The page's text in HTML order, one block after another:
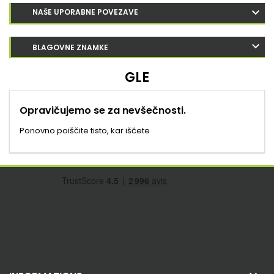
NAŠE UPORABNE POVEZAVE
BLAGOVNE ZNAMKE
GLE
Opravičujemo se za nevšečnosti.
Ponovno poiščite tisto, kar iščete